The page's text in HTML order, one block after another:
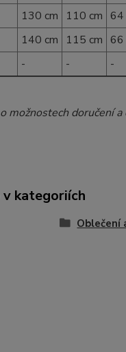
130 cm 110 cm 64
140 cm 115 cm 66
- - -
možnostech doručení
v kategoriích